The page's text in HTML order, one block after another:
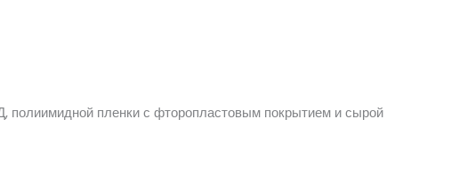
полиимидной пленки с фторопластовым покрытием и сырой